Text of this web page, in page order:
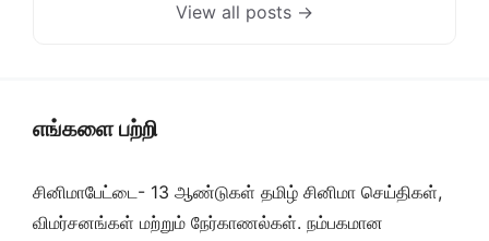
View all posts →
எங்களை பற்றி
சினிமாபேட்டை- 13 ஆண்டுகள் தமிழ் சினிமா செய்திகள்,
விமர்சனங்கள் மற்றும் நேர்காணல்கள். நம்பகமான